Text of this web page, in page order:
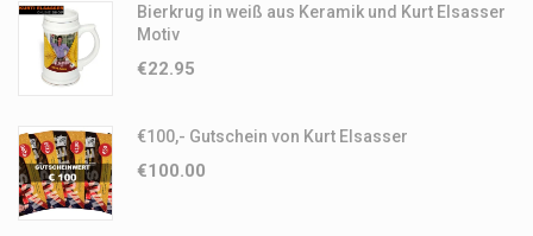
Bierkrug in weiß aus Keramik und Kurt Elsasser
Motiv
€22.95
€100,- Gutschein von Kurt Elsasser
€100.00